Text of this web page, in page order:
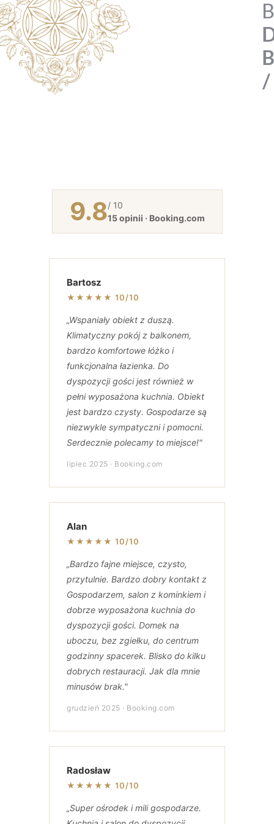
/
9.8/ 10
15 opinii · Booking.com
Bartosz
★★★★★ 10/10
„Wspaniały obiekt z duszą.
Klimatyczny pokój z balkonem,
bardzo komfortowe łóżko i
funkcjonalna łazienka. Do
dyspozycji gości jest również w
pełni wyposażona kuchnia. Obiekt
jest bardzo czysty. Gospodarze są
niezwykle sympatyczni i pomocni.
Serdecznie polecamy to miejsce!"
lipiec 2025 · Booking.com
Alan
★★★★★ 10/10
„Bardzo fajne miejsce, czysto,
przytulnie. Bardzo dobry kontakt z
Gospodarzem, salon z kominkiem i
dobrze wyposażona kuchnia do
dyspozycji gości. Domek na
uboczu, bez zgiełku, do centrum
godzinny spacerek. Blisko do kilku
dobrych restauracji. Jak dla mnie
minusów brak."
grudzień 2025 · Booking.com
Radosław
★★★★★ 10/10
„Super ośrodek i mili gospodarze.